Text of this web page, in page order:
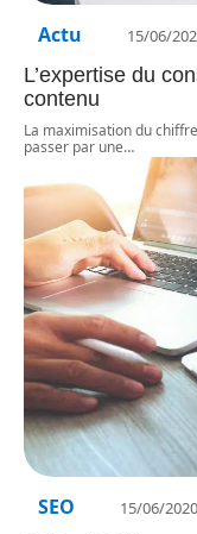
Actu 15/06/
L’expertise du
contenu
La maximisation du
passer par une…
SEO 15/06/2020